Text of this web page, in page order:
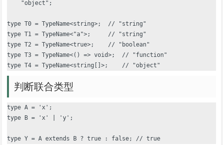
    "object";
type T0 = TypeName<string>;  // "string"
type T1 = TypeName<"a">;     // "string"
type T2 = TypeName<true>;    // "boolean"
type T3 = TypeName<() => void>;  // "function"
判断联合类型
type A = 'x';
type B = 'x' | 'y';